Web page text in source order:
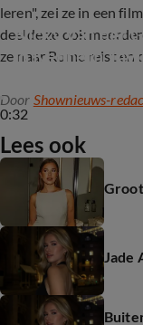
leren", zei ze in een
deelde ze ook
ze naar Rome reist en
0:32
Nicky van der
in Kenneth
Door Shownieuws-
Lees ook
Jade